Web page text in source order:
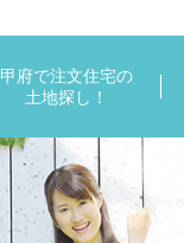
甲府で注文住宅の
土地探し！